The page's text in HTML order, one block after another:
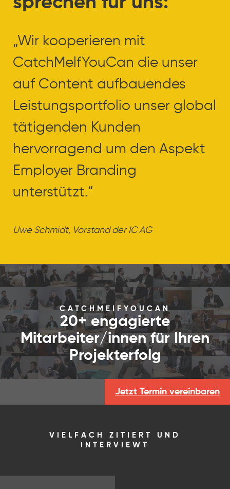
„Wir kooperieren mit
CatchMelfYouCan die unser
auf Content aufbauendes
Leistungsportfolio unser global
tätigenden Kunden
hervorragend um den Aspekt
Employer Branding
unterstützt.“
Uwe Schmidt, Vorstand der IC AG
CATCHMEIFYOUCAN
20+ engagierte
Mitarbeiter/innen für Ihren
Projekterfolg
Jetzt Termin vereinbaren
VIELFACH ZITIERT UND
INTERVIEWT